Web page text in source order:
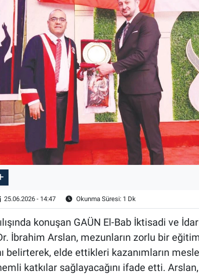
25.06.2026 - 14:47 Okunma Süresi: 1 Dk
konuşan GAÜN El-Bab İktisadi ve
İbrahim Arslan, mezunların zorlu bir
belirterek, elde ettikleri kazanımların
katkılar sağlayacağını ifade etti.